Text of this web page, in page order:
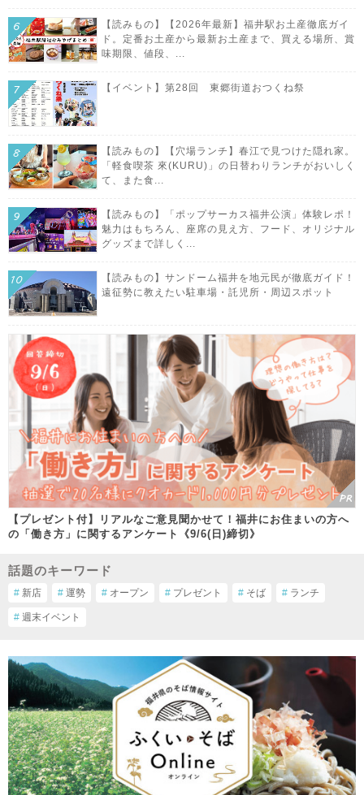
【読みもの】【2026年最新】福井駅お土産徹底ガイ
ド。定番お土産から最新お土産まで、買える場所、賞
味期限、値段、...
【イベント】第28回 東郷街道おつくね祭
【読みもの】【穴場ランチ】春江で見つけた隠れ家。
「軽食喫茶 來(KURU)」の日替わりランチがおいしく
て、また食...
【読みもの】「ポップサーカス福井公演」体験レポ！
魅力はもちろん、座席の見え方、フード、オリジナル
グッズまで詳しく...
【読みもの】サンドーム福井を地元民が徹底ガイド！
遠征勢に教えたい駐車場・託児所・周辺スポット
【プレゼント付】リアルなご意見聞かせて！福井にお住まいの方へ
の「働き方」に関するアンケート《9/6(日)締切》
話題のキーワード
# 新店 # 運勢 # オープン # プレゼント # そば # ランチ
# 週末イベント